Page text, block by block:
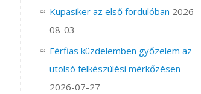
Kupasiker az első fordulóban 2026-
08-03
Férfias küzdelemben győzelem az
utolsó felkészülési mérkőzésen
2026-07-27